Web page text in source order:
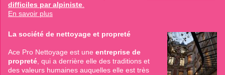
difficiles par alpiniste
En savoir plus
La société de nettoyage et propreté
Ace Pro Nettoyage est une entreprise de
propreté, qui a derrière elle des traditions et
des valeurs humaines auquelles elle est très